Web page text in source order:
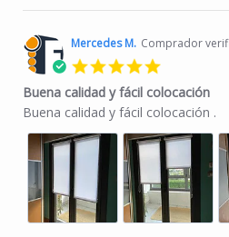
Mercedes M. Comprador
Buena calidad y fácil colocación
Review by Mercedes M. on 5 Mar
review stating Buena calidad y fácil
Buena calidad y fácil colocación .